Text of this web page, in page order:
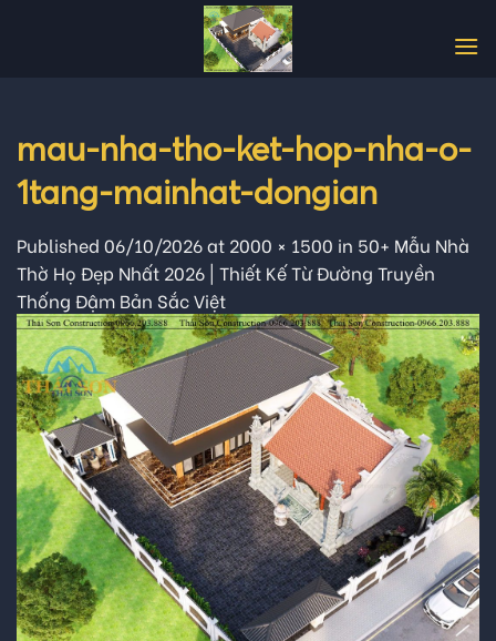
mau-nha-tho-ket-hop-nha-o-
1tang-mainhat-dongian
Published 06/10/2026at 2000 × 1500 in 50+ Mẫu Nhà
Thờ Họ Đẹp Nhất 2026 | Thiết Kế Từ Đường Truyền
Thống Đậm Bản Sắc Việt